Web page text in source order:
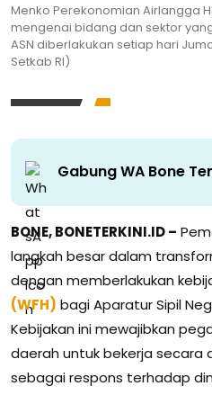
Menko Perekonomian Airlangga
mengenai bidang dan sektor
ASN diberlakukan setiap hari
Setkab RI)
Gabung WA Bone
BONE, BONETERKINI.ID –
langkah besar dalam
dengan memberlakukan
(WFH) bagi Aparatur Sipil
Kebijakan ini mewajibkan
daerah untuk bekerja secara
sebagai respons terhadap